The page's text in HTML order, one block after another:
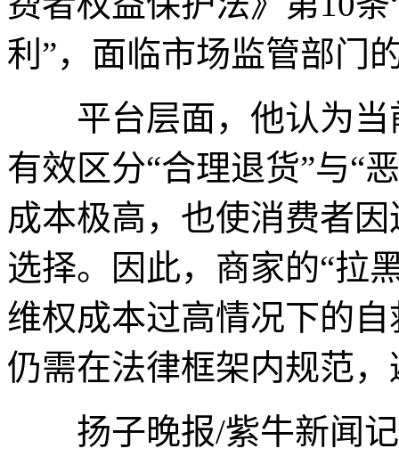
利”，面临市场监管部门
平台层面，他认为当
有效区分“合理退货”与“
成本极高，也使消费者
选择。因此，商家的“拉
维权成本过高情况下的
仍需在法律框架内规范
扬子晚报/紫牛新闻记